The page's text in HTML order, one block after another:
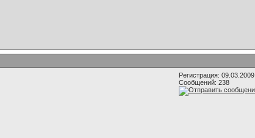
Регистрация: 09.03.2009
Сообщений: 238